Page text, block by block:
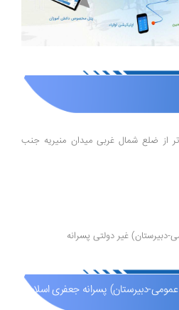
(ع)، ۵۰ متر بالاتر از ضلع شمال غربی میدان منیریه جنب
غیر دولتی پسرانه
دبیرستان) پسرانه جعفری اسلامی